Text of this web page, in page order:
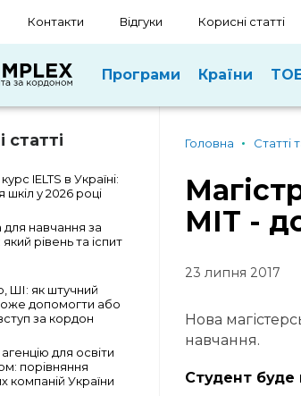
Контакти Відгуки Корисні статті
Програми Країни
статті
IELTS в Україні:
шкіл у 2026 році
для навчання за
рівень та іспит
ШІ: як штучний
допомогти або
за кордон
для освіти
порівняння
компаній України
Головна Статті
MIT -
23 липня 2017
Нова
навчання.
Студент буде